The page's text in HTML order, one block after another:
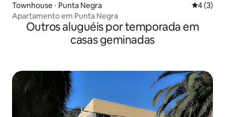
Townhouse ⋅ Punta Negra 4 de
4 (3)
Apartamento em Punta Negra
Outros aluguéis por temporada em
casas geminadas